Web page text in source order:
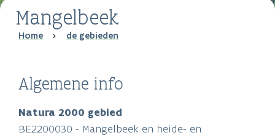
Mangelbeek
Breadcrumb
Home de gebieden
Algemene info
Natura 2000 gebied
BE2200030 - Mangelbeek en heide- en